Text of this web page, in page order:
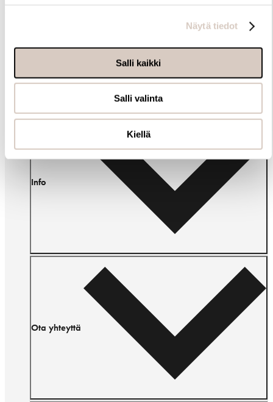
Näytä tiedot
Salli kaikki
Salli valinta
Kiellä
Muut ostivat myös
Info
Ota yhteyttä